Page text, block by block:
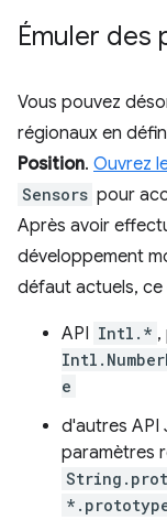
Émuler des
Vous pouvez
régionaux en
Position. Ouvrez
Sensors pour
Après avoir
développement
défaut actuels, ce
API Intl.* ,
e
d'autres API
paramètres